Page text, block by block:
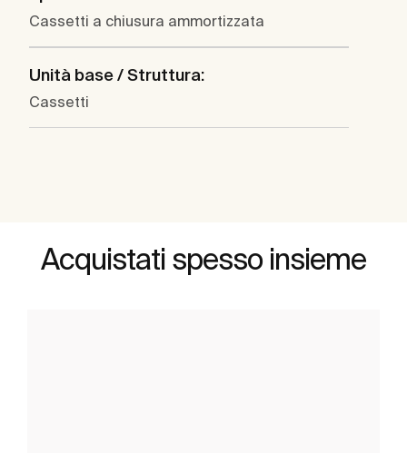
Cassetti a chiusura ammortizzata
Unità base / Struttura:
Cassetti
Acquistati spesso insieme